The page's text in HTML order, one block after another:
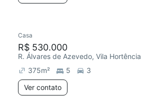
Chegou este mês
Casa
R$ 530.000
R. Álvares de Azevedo, Vila Hortência
375m² 5
3
Ver contato